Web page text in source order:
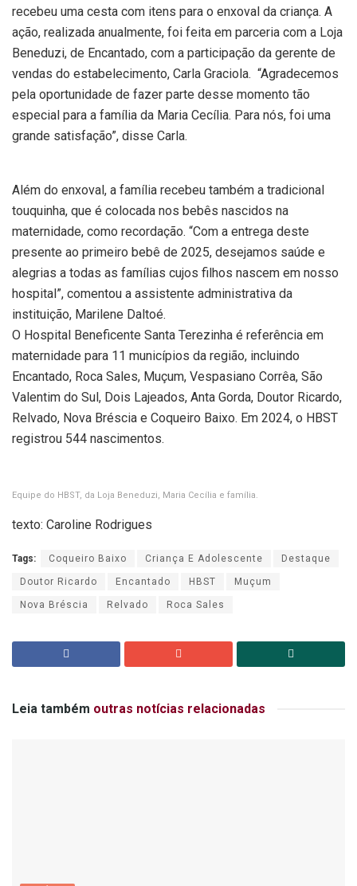
recebeu uma cesta com itens para o enxoval da criança. A
ação, realizada anualmente, foi feita em parceria com a Loja
Beneduzi, de Encantado, com a participação da gerente de
vendas do estabelecimento, Carla Graciola. “Agradecemos
pela oportunidade de fazer parte desse momento tão
especial para a família da Maria Cecília. Para nós, foi uma
grande satisfação”, disse Carla.
Além do enxoval, a família recebeu também a tradicional
touquinha, que é colocada nos bebês nascidos na
maternidade, como recordação. “Com a entrega deste
presente ao primeiro bebê de 2025, desejamos saúde e
alegrias a todas as famílias cujos filhos nascem em nosso
hospital”, comentou a assistente administrativa da
instituição, Marilene Daltoé.
O Hospital Beneficente Santa Terezinha é referência em
maternidade para 11 municípios da região, incluindo
Encantado, Roca Sales, Muçum, Vespasiano Corrêa, São
Valentim do Sul, Dois Lajeados, Anta Gorda, Doutor Ricardo,
Relvado, Nova Bréscia e Coqueiro Baixo. Em 2024, o HBST
registrou 544 nascimentos.
Equipe do HBST, da Loja Beneduzi, Maria Cecília e família.
texto: Caroline Rodrigues
Tags: Coqueiro Baixo Criança E Adolescente Destaque
Doutor Ricardo Encantado HBST Muçum
Nova Bréscia Relvado Roca Sales
Leia também outras notícias relacionadas